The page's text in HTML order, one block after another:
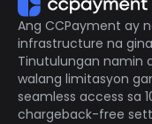
Telegram:https://
Ang CCPayment ay
infrastructure na
Tinutulungan namin
walang limitasyon
seamless access sa
chargeback-free